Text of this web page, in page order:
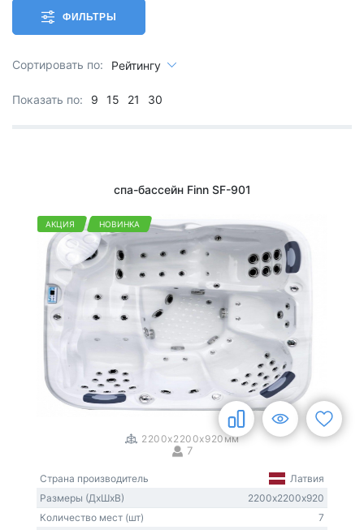
ФИЛЬТРЫ
Сортировать по: Рейтингу
Показать по: 9 15 21 30
спа-бассейн Finn SF-901
3
АКЦИЯ НОВИНКА
2200x2200x920мм
7
Страна производитель
Латвия
Размеры (ДxШxВ)
2200х2200х920
Количество мест (шт)
7